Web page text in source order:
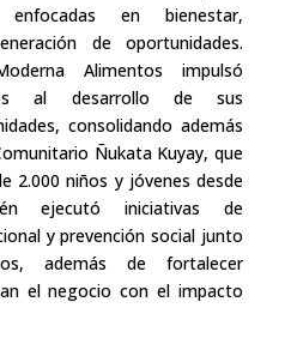
enfocadas en bienestar,
de oportunidades.
Alimentos impulsó
al desarrollo de sus
consolidando además
Ñukata Kuyay, que
2.000 niños y jóvenes desde
ejecutó iniciativas de
y prevención social junto
además de fortalecer
el negocio con el impacto